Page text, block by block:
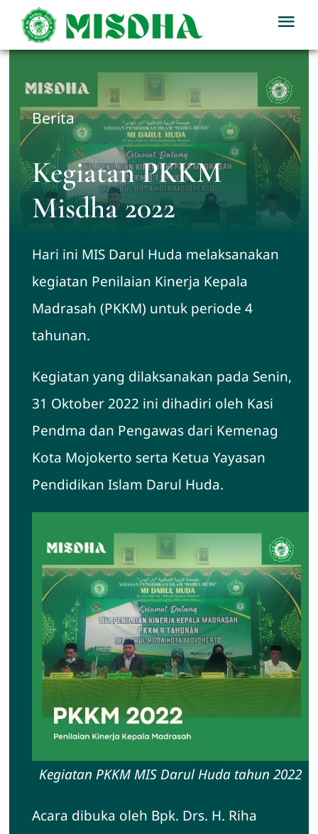
Skip
Profil
Berita
Kegiatan
Download
PPDB
Berita
Kegiatan PKKM
Misdha 2022
Hari ini MIS Darul Huda melaksanakan
kegiatan Penilaian Kinerja Kepala
Madrasah (PKKM) untuk periode 4
tahunan.
Kegiatan yang dilaksanakan pada Senin,
31 Oktober 2022 ini dihadiri oleh Kasi
Pendma dan Pengawas dari Kemenag
Kota Mojokerto serta Ketua Yayasan
Pendidikan Islam Darul Huda.
Kegiatan PKKM MIS Darul Huda tahun 2022
Acara dibuka oleh Bpk. Drs. H. Riha